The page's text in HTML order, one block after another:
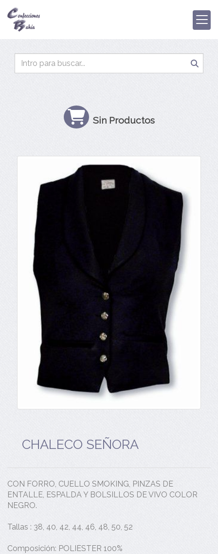
Sin Productos
CHALECO SEÑORA
CON FORRO, CUELLO SMOKING, PINZAS DE
ENTALLE, ESPALDA Y BOLSILLOS DE VIVO COLOR
NEGRO.
Tallas : 38, 40, 42, 44, 46, 48, 50, 52
Composición: POLIESTER 100%